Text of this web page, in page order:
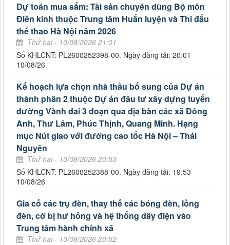
Dự toán mua sắm: Tài sản chuyên dùng Bộ môn
Điền kinh thuộc Trung tâm Huấn luyện và Thi đấu
thể thao Hà Nội năm 2026
Thứ hai - 10/08/2026 21:01
Số KHLCNT: PL2600252398-00. Ngày đăng tải: 20:01
10/08/26
Kế hoạch lựa chọn nhà thầu bổ sung của Dự án
thành phần 2 thuộc Dự án đầu tư xây dựng tuyến
đường Vành đai 3 đoạn qua địa bàn các xã Đông
Anh, Thư Lâm, Phúc Thịnh, Quang Minh. Hạng
mục Nút giao với đường cao tốc Hà Nội – Thái
Nguyên
Thứ hai - 10/08/2026 20:53
Số KHLCNT: PL2600252388-00. Ngày đăng tải: 19:53
10/08/26
Gia cố các trụ đèn, thay thế các bóng đèn, lồng
đèn, cờ bị hư hỏng và hệ thống dây điện vào
Trung tâm hành chính xã
Thứ hai - 10/08/2026 20:52